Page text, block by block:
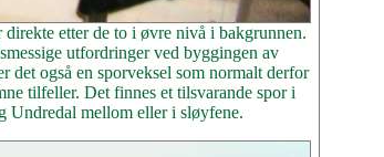
etter de to i øvre nivå i bakgrunnen.
utfordringer ved byggingen av
det også en sporveksel som normalt derfor
tilfeller. Det finnes et tilsvarande spor i
Undredal mellom eller i sløyfene.